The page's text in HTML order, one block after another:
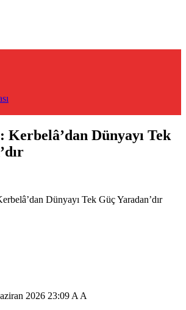
Kerbelâ’dan Dünyayı Tek
Dünyayı Tek Güç Yaradan’dır
2026 23:09 A A